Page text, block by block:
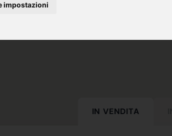
impostazioni
IN VENDITA